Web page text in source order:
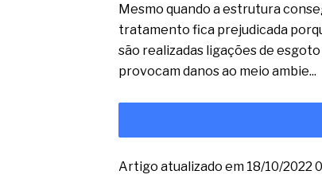
Mesmo quando a estrutura
tratamento fica prejudicada
são realizadas ligações de
provocam danos ao meio ambie...
Artigo atualizado em 18/10/2022